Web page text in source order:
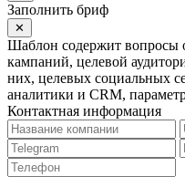
Заполнить бриф
✕
Шаблон содержит вопросы
кампаний, целевой
них, целевых социальных
аналитики и CRM,
Контактная информация